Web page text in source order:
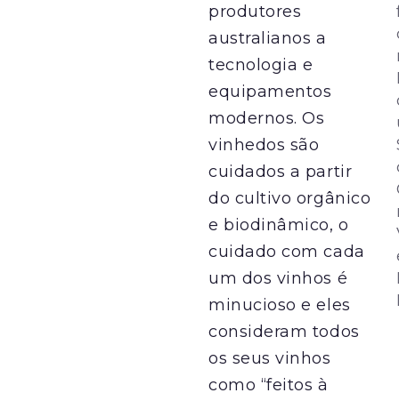
produtores
australianos a
tecnologia e
equipamentos
modernos. Os
vinhedos são
cuidados a partir
do cultivo orgânico
e biodinâmico, o
cuidado com cada
um dos vinhos é
minucioso e eles
consideram todos
os seus vinhos
como “feitos à